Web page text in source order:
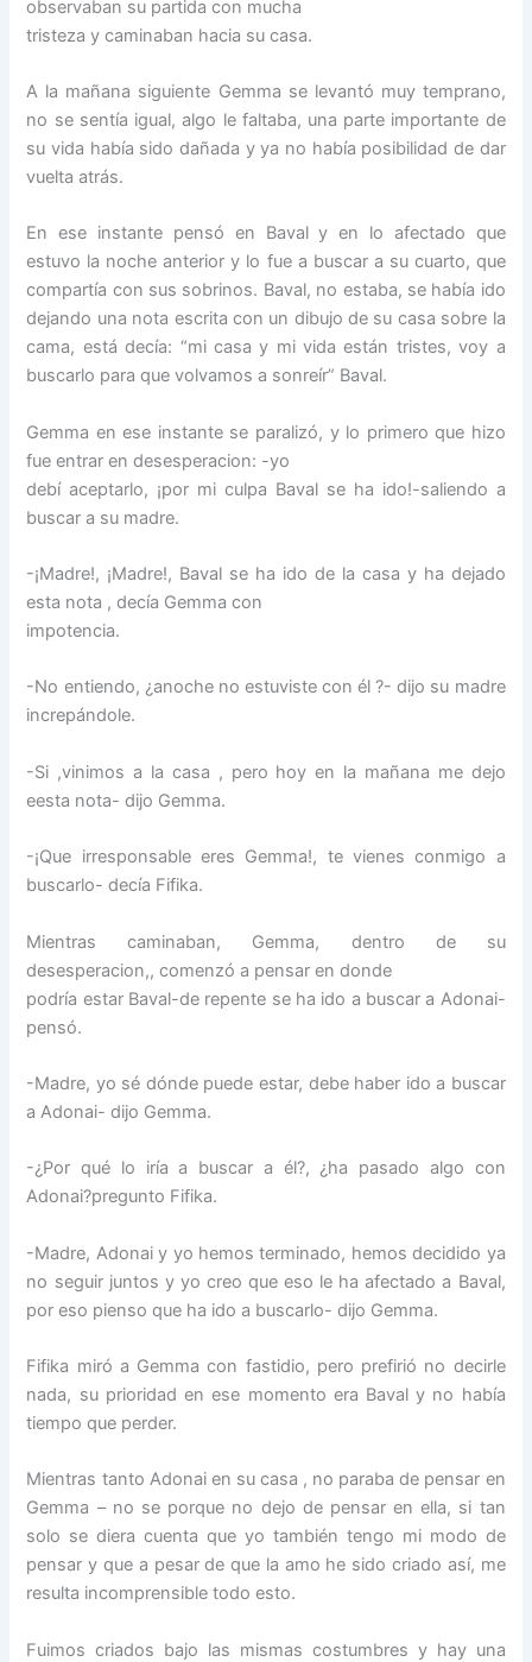
observaban su partida con mucha
tristeza y caminaban hacia su casa.
A la mañana siguiente Gemma se levantó muy temprano,
no se sentía igual, algo le faltaba, una parte importante de
su vida había sido dañada y ya no había posibilidad de dar
vuelta atrás.
En ese instante pensó en Baval y en lo afectado que
estuvo la noche anterior y lo fue a buscar a su cuarto, que
compartía con sus sobrinos. Baval, no estaba, se había ido
dejando una nota escrita con un dibujo de su casa sobre la
cama, está decía: “mi casa y mi vida están tristes, voy a
buscarlo para que volvamos a sonreír” Baval.
Gemma en ese instante se paralizó, y lo primero que hizo
fue entrar en desesperacion: -yo
debí aceptarlo, ¡por mi culpa Baval se ha ido!-saliendo a
buscar a su madre.
-¡Madre!, ¡Madre!, Baval se ha ido de la casa y ha dejado
esta nota , decía Gemma con
impotencia.
-No entiendo, ¿anoche no estuviste con él ?- dijo su madre
increpándole.
-Si ,vinimos a la casa , pero hoy en la mañana me dejo
eesta nota- dijo Gemma.
-¡Que irresponsable eres Gemma!, te vienes conmigo a
buscarlo- decía Fifika.
Mientras caminaban, Gemma, dentro de su
desesperacion,, comenzó a pensar en donde
podría estar Baval-de repente se ha ido a buscar a Adonai-
pensó.
-Madre, yo sé dónde puede estar, debe haber ido a buscar
a Adonai- dijo Gemma.
-¿Por qué lo iría a buscar a él?, ¿ha pasado algo con
Adonai?pregunto Fifika.
-Madre, Adonai y yo hemos terminado, hemos decidido ya
no seguir juntos y yo creo que eso le ha afectado a Baval,
por eso pienso que ha ido a buscarlo- dijo Gemma.
Fifika miró a Gemma con fastidio, pero prefirió no decirle
nada, su prioridad en ese momento era Baval y no había
tiempo que perder.
Mientras tanto Adonai en su casa , no paraba de pensar en
Gemma – no se porque no dejo de pensar en ella, si tan
solo se diera cuenta que yo también tengo mi modo de
pensar y que a pesar de que la amo he sido criado así, me
resulta incomprensible todo esto.
Fuimos criados bajo las mismas costumbres y hay una